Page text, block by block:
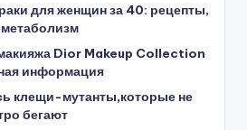
для женщин за 40: рецепты,
Dior Makeup Collection
информация
клещи-мутанты,которые не
бегают